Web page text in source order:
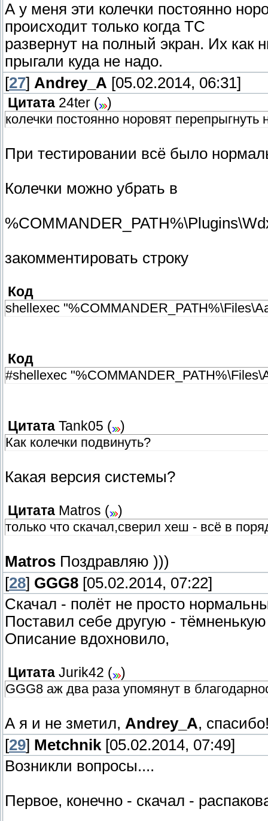
А у меня эти колечки постоянно
происходит только когда TC
развернут на полный экран. Их как
прыгали куда не надо.
[27] Andrey_A [05.02.2014, 06:31]
Цитата 24ter (
)
колечки постоянно норовят
При тестировании всё было
Колечки можно убрать в
закомментировать строку
Код
shellexec
Код
#shellexec
Цитата Tank05 (
)
Как колечки подвинуть?
Какая версия системы?
Цитата Matros (
)
только что скачал,сверил хеш - всё в
Matros Поздравляю )))
[28] GGG8 [05.02.2014, 07:22]
Скачал - полёт не просто
Поставил себе другую -
Описание вдохновило,
Цитата Jurik42 (
)
GGG8 аж два раза упомянут в
А я и не зметил, Andrey_A,
[29] Metchnik [05.02.2014, 07:49]
Возникли вопросы....
Первое, конечно - скачал -